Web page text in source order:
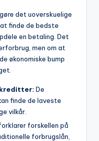
det uoverskuelige
finde de bedste
en betaling. Det
men om at
økonomiske bump
kreditter: De
finde de laveste
vilkår.
forskellen på
forbrugslån,